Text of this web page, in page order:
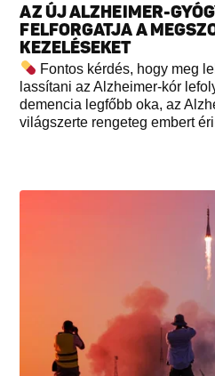
AZ ÚJ ALZHEIMER-
FELFORGATJA A
KEZELÉSEKET
Fontos kérdés, hogy meg
lassítani az Alzheimer-kór
demencia legfőbb oka, az
világszerte rengeteg embert